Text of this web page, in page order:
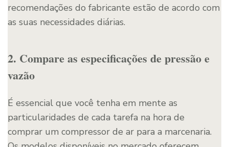
recomendações do fabricante estão de acordo com
as suas necessidades diárias.
2. Compare as especificações de pressão e
vazão
É essencial que você tenha em mente as
particularidades de cada tarefa na hora de
comprar um compressor de ar para a marcenaria.